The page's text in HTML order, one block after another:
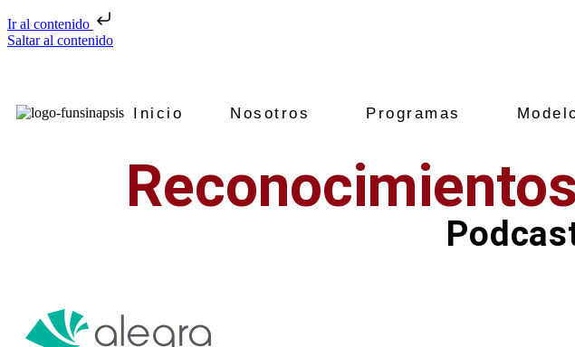
Ir al contenido
Saltar al contenido
Inicio Nosotros Programas